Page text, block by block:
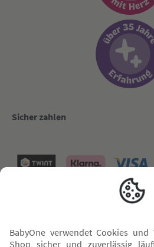
Sicher zahlen